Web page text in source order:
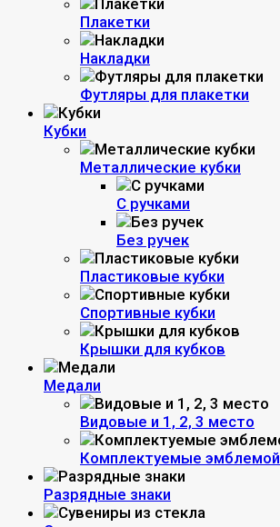
Плакетки
Накладки
Футляры для плакетки
Кубки
Металлические кубки
С ручками
Без ручек
Пластиковые кубки
Спортивные кубки
Крышки для кубков
Медали
Видовые и 1, 2, 3 место
Комплектуемые эмблемой
Разрядные знаки